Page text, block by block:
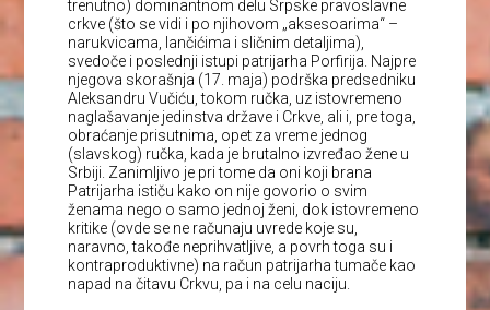
trenutno) dominantnom delu Srpske pravoslavne
crkve (što se vidi i po njihovom „aksesoarima“ –
narukvicama, lančićima i sličnim detaljima),
svedoče i poslednji istupi patrijarha Porfirija. Najpre
njegova skorašnja (17. maja) podrška predsedniku
Aleksandru Vučiću, tokom ručka, uz istovremeno
naglašavanje jedinstva države i Crkve, ali i, pre toga,
obraćanje prisutnima, opet za vreme jednog
(slavskog) ručka, kada je brutalno izvređao žene u
Srbiji. Zanimljivo je pri tome da oni koji brana
Patrijarha ističu kako on nije govorio o svim
ženama nego o samo jednoj ženi, dok istovremeno
kritike (ovde se ne računaju uvrede koje su,
naravno, takođe neprihvatljive, a povrh toga su i
kontraproduktivne) na račun patrijarha tumače kao
napad na čitavu Crkvu, pa i na celu naciju.